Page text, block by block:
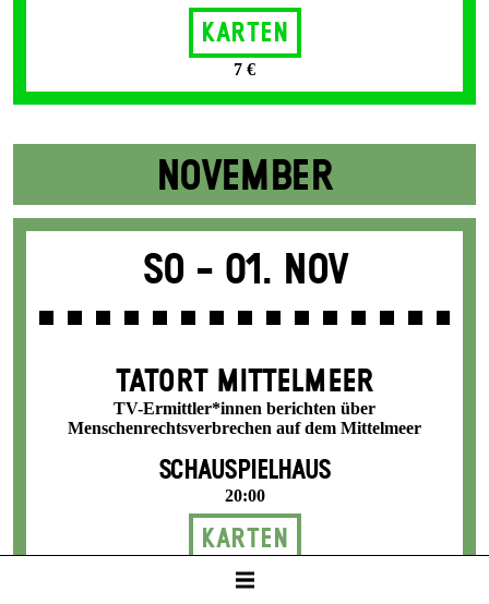
Karten
7 €
NOVEMBER
So - 01. Nov
TATORT MITTELMEER
TV-Ermittler*innen berichten über
Menschenrechtsverbrechen auf dem Mittelmeer
SCHAUSPIELHAUS
20:00
Karten
8 / 24 / 31 / 36 / 42 €